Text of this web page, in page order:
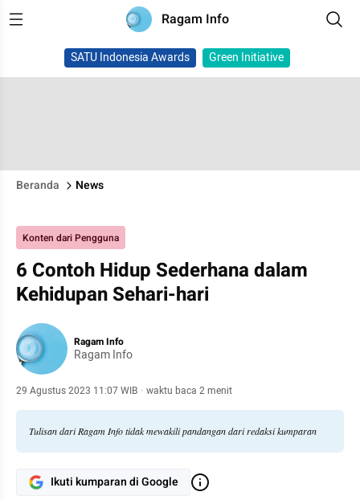
Ragam Info
SATU Indonesia Awards Green Initiative
Beranda News
Konten dari Pengguna
6 Contoh Hidup Sederhana dalam
Kehidupan Sehari-hari
Ragam Info
Ragam Info
29 Agustus 2023 11:07 WIB · waktu baca 2 menit
Tulisan dari Ragam Info tidak mewakili pandangan dari redaksi kumparan
Ikuti kumparan di Google